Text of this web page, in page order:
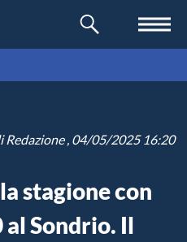
Redazione, 04/05/2025 16:20
stagione con
al Sondrio. Il